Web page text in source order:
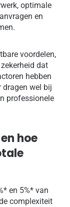
optimale
en
voordelen,
dat
hebben
dragen wel bij
professionele
hoe
en 5%* van
complexiteit